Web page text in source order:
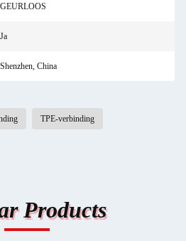
GEURLOOS
Ja
Shenzhen, China
TPE-verbinding
Products